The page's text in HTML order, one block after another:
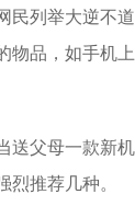
民列举大逆不
物品，如手机
送父母一款新
烈推荐几种。